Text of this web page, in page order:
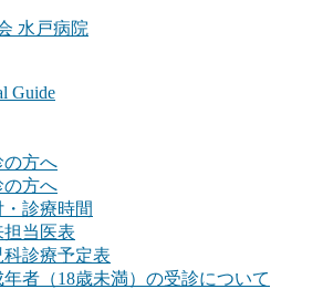
Guide
の方へ
の方へ
・診療時間
担当医表
科診療予定表
年者（18歳未満）の受診について